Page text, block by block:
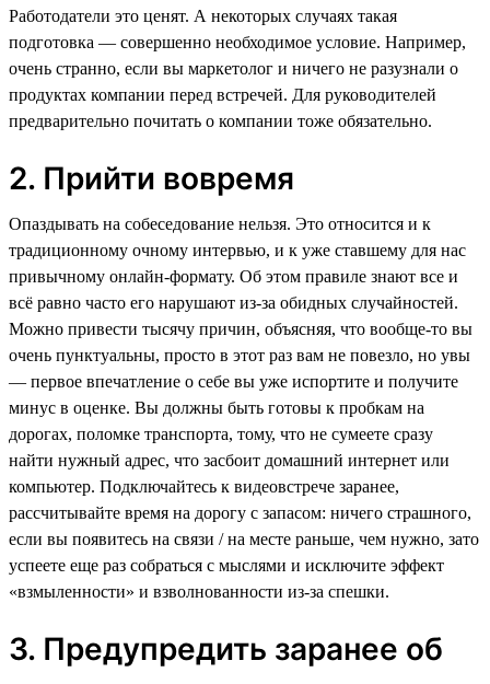
Работодатели это ценят. А некоторых случаях такая
подготовка — совершенно необходимое условие. Например,
очень странно, если вы маркетолог и ничего не разузнали о
продуктах компании перед встречей. Для руководителей
предварительно почитать о компании тоже обязательно.
2. Прийти вовремя
Опаздывать на собеседование нельзя. Это относится и к
традиционному очному интервью, и к уже ставшему для нас
привычному онлайн-формату. Об этом правиле знают все и
всё равно часто его нарушают из-за обидных случайностей.
Можно привести тысячу причин, объясняя, что вообще-то вы
очень пунктуальны, просто в этот раз вам не повезло, но увы
— первое впечатление о себе вы уже испортите и получите
минус в оценке. Вы должны быть готовы к пробкам на
дорогах, поломке транспорта, тому, что не сумеете сразу
найти нужный адрес, что засбоит домашний интернет или
компьютер. Подключайтесь к видеовстрече заранее,
рассчитывайте время на дорогу с запасом: ничего страшного,
если вы появитесь на связи / на месте раньше, чем нужно, зато
успеете еще раз собраться с мыслями и исключите эффект
«взмыленности» и взволнованности из-за спешки.
3. Предупредить заранее об